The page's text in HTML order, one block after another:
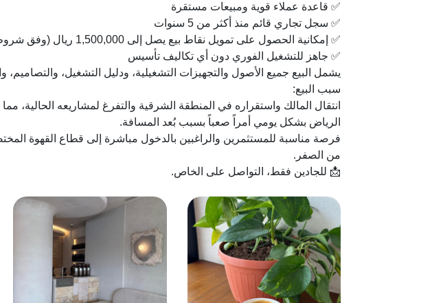
✅ قاعدة عملاء قوية ومبيعات مستقرة
✅ سجل تجاري قائم منذ أكثر من 5 سنوات
✅ إمكانية الحصول على تمويل نقاط بيع يصل إلى 1,500,000 ريال (وفق شروط الجهة الممولة)
✅ جاهز للتشغيل الفوري دون أي تكاليف تأسيس
يشمل البيع جميع الأصول والتجهيزات التشغيلية، ودليل التشغيل، والتصاميم،
سبب البيع:
انتقال المالك واستقراره في المنطقة الشرقية والتفرغ لمشاريعه الحالية،
الرياض بشكل يومي أمراً صعباً بسبب بُعد المسافة.
فرصة مناسبة للمستثمرين والراغبين بالدخول مباشرة إلى قطاع القهوة
من الصفر.
📩 للجادين فقط، التواصل على الخاص.